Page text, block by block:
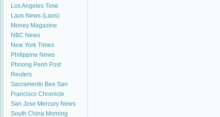
Los Angeles Time
Laos News (Laos)
Money Magazine
NBC News
New York Times
Philippine News
Phnong Penh Post
Reuters
Sacramento Bee San
Francisco Chronicle
San Jose Mercury News
South China Morning